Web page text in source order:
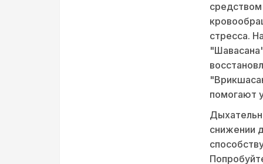
стресса.
помогают
снижении